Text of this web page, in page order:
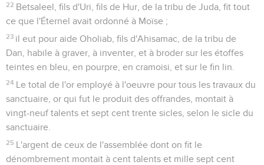
22 Betsaleel, fils d'Uri, fils de Hur, de la tribu de Juda, fit tout
ce que l'Éternel avait ordonné à Moïse ;
23 il eut pour aide Oholiab, fils d'Ahisamac, de la tribu de
Dan, habile à graver, à inventer, et à broder sur les étoffes
teintes en bleu, en pourpre, en cramoisi, et sur le fin lin.
24 Le total de l'or employé à l'oeuvre pour tous les travaux du
sanctuaire, or qui fut le produit des offrandes, montait à
vingt-neuf talents et sept cent trente sicles, selon le sicle du
sanctuaire.
25 L'argent de ceux de l'assemblée dont on fit le
dénombrement montait à cent talents et mille sept cent